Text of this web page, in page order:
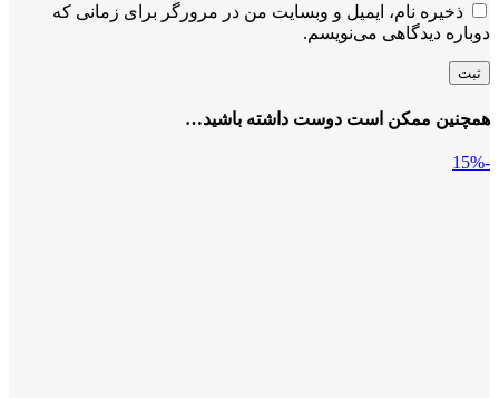
ذخیره نام، ایمیل و وبسایت من در مرورگر برای زمانی که
دوباره دیدگاهی می‌نویسم.
همچنین ممکن است دوست داشته باشید…
-15%